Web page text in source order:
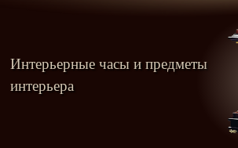
Интерьерные часы и предметы
интерьера